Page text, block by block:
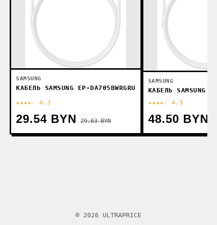
SAMSUNG
КАБЕЛЬ SAMSUNG EP-DA705BWRGRU
★★★★☆ 4.3
29.54 BYN 29.63 BYN
SAMSUNG
КАБЕЛЬ SAMSUNG
★★★★☆ 4.3
48.50 BYN
© 2026 ULTRAPRICE